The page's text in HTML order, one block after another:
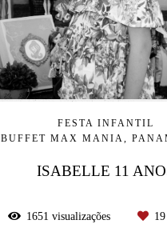
FESTA INFANTIL
BUFFET MAX MANIA,
ISABELLE 11
1651 visualizações 19